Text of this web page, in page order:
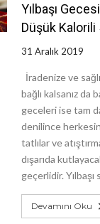
Yılbaşı
Düşük Kalorili
31 Aralık 2019
İradenize ve
bağlı kalsanız da
geceleri ise tam
denilince
tatlılar ve
dışarıda
geçerlidir.
Devamını Oku